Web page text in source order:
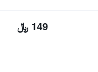
149 ﷼